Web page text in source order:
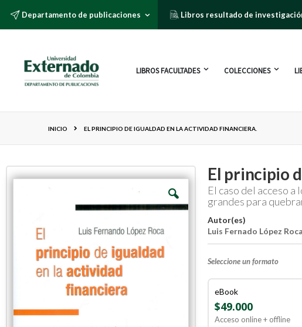
Departamento de publicaciones Libros resultado de
LIBROS FACULTADES COLECCIONES
INICIO EL PRINCIPIO DE IGUALDAD EN LA ACTIVIDAD FINANCIERA.
El principio
El caso del acceso a
grandes para
Autor(es)
Luis Fernado López Roca
Seleccione un formato
eBook
$49.000
Acceso online + offline